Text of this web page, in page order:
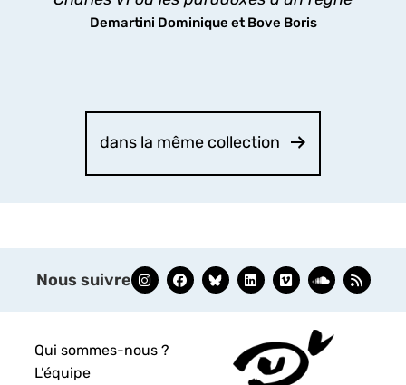
Demartini Dominique et Bove Boris
dans la même collection
Nous suivre
Qui sommes-nous ?
L’équipe